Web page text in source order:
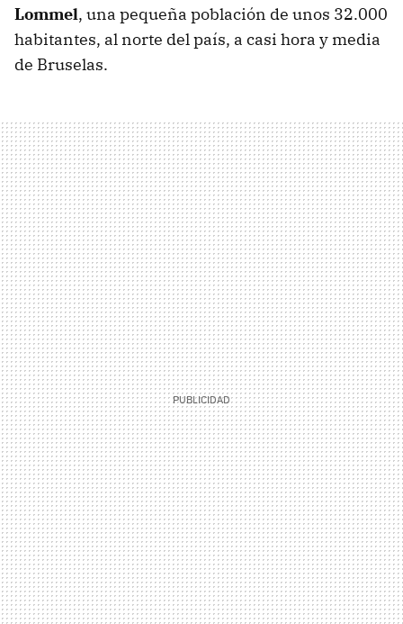
Lommel, una pequeña población de unos 32.000
habitantes, al norte del país, a casi hora y media
de Bruselas.